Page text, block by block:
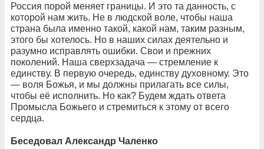
Россия порой меняет границы. И это та данность, с
которой нам жить. Не в людской воле, чтобы наша
страна была именно такой, какой нам, таким разным,
этого бы хотелось. Но в наших силах деятельно и
разумно исправлять ошибки. Свои и прежних
поколений. Наша сверхзадача — стремление к
единству. В первую очередь, единству духовному. Это
— воля Божья, и мы должны прилагать все силы,
чтобы её исполнить. Но как? Будем ждать ответа
Промысла Божьего и стремиться к этому от всего
сердца.
Беседовал Александр Чаленко